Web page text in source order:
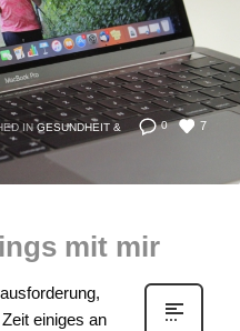
0 7
IN GESUNDHEIT &
mit mir
einiges an